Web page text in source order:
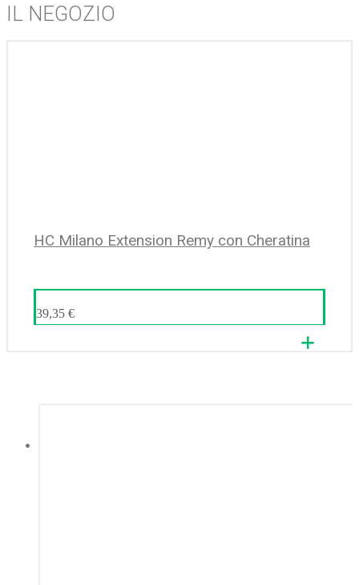
IL NEGOZIO
HC Milano Extension Remy con Cheratina
39,35 €